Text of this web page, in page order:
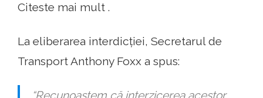
Citeste mai mult .
La eliberarea interdicției, Secretarul de
Transport Anthony Foxx a spus:
“Recunoaștem că interzicerea acestor